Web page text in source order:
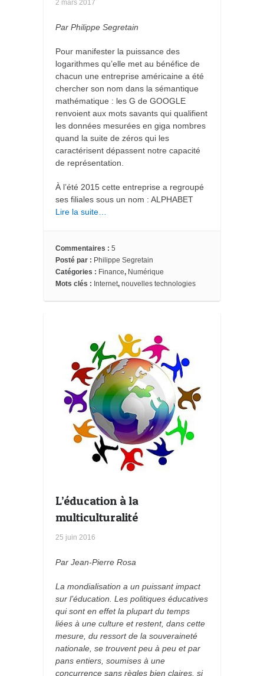
2 mars 2017
Par Philippe Segretain
Pour manifester la puissance des
logarithmes qu’elle met au bénéfice de
chacun une entreprise américaine a été
chercher son nom dans la sémantique
mathématique : les G de GOOGLE
renvoient aux mots savants qui qualifient
les données mesurées en giga nombres
quand la suite de zéros qui les
caractérisent dépassent notre capacité
de représentation.
À l’été 2015 cette entreprise a regroupé
ses filiales sous un nom : ALPHABET
Lire la suite…
Commentaires : 5
Posté par : Philippe Segretain
Catégories : Finance, Numérique
Mots clés : Internet, nouvelles technologies
L’éducation à la
multiculturalité
25 juin 2016
Par Jean-Pierre Rosa
La mondialisation a un puissant impact
sur l’éducation. Les politiques éducatives
qui sont en effet la plupart du temps
liées à une culture et restent, dans cette
mesure, du ressort de la souveraineté
nationale, se trouvent peu à peu et par
pans entiers, soumises à une
concurrence sans règles bien claires, si